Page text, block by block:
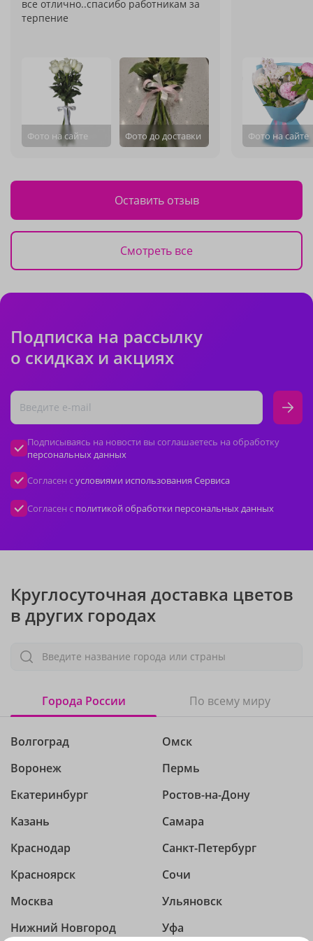
все отлично..спасибо работникам за
терпение
Фото на сайте Фото до доставки Фото на сайте
Оставить отзыв
Смотреть все
Подписка на рассылку
о скидках и акциях
Подписываясь на новости вы соглашаетесь на обработку
персональных данных
Согласен сусловиями использования Сервиса
Согласен с политикой обработки персональных данных
Круглосуточная доставка цветов
в других городах
Введите название города или страны
Города России По всему миру
Волгоград
Воронеж
Екатеринбург
Казань
Краснодар
Красноярск
Москва
Нижний Новгород
Омск
Пермь
Ростов-на-Дону
Самара
Санкт-Петербург
Сочи
Ульяновск
Уфа